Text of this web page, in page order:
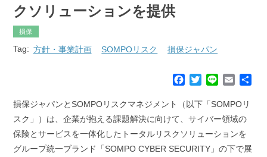
クソリューションを提供
損保
Tag: 方針・事業計画 SOMPOリスク 損保ジャパン
c
e
o
o
T
i
t
e
r
n
e
E
a
i
損保ジャパンとSOMPOリスクマネジメント（以下「SOMPOリ
スク」）は、企業が抱える課題解決に向けて、サイバー領域の
保険とサービスを一体化したトータルリスクソリューションを
グループ統一ブランド「SOMPO CYBER SECURITY」の下で展